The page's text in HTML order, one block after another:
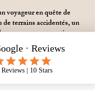
voyageur en quête de
terrains accidentés, un
panoramas romantiques
en quête d'escapades
nos vans s'adressent à
Commencez
nous dès aujourd'hui et
de la Tasmanie